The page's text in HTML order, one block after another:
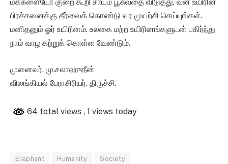
பிரச்சனைக்கு தீர்வைக் கொண்டு வர முயற்சி செய்யுங்கள்.
மனிதனும் ஓர் உயிரினம். உலகை மற்ற உயிரினங்களுடன் பகிர்ந்து
நாம் வாழ கற்றுக் கொள்ள வேண்டும்.
முனைவர். மு.சலாஹுதீன்
விலங்கியல் பேராசிரியர். திருச்சி.
64 total views , 1 views today
Elephant Humanity Society